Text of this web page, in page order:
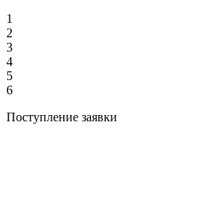
1
2
3
4
5
6
Поступление заявки